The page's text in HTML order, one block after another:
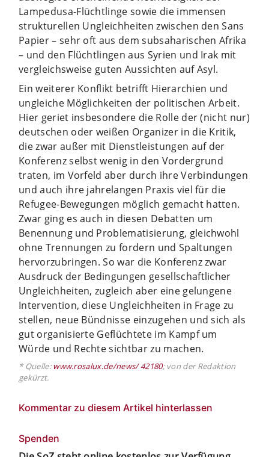
Lampedusa-Flüchtlinge sowie die immensen
strukturellen Ungleichheiten zwischen den Sans
Papier – sehr oft aus dem subsaharischen Afrika
– und den Flüchtlingen aus Syrien und Irak mit
vergleichsweise guten Aussichten auf Asyl.
Ein weiterer Konflikt betrifft Hierarchien und
ungleiche Möglichkeiten der politischen Arbeit.
Hier geriet insbesondere die Rolle der (nicht nur)
deutschen oder weißen Organizer in die Kritik,
die zwar außer mit Dienstleistungen auf der
Konferenz selbst wenig in den Vordergrund
traten, im Vorfeld aber durch ihre Verbindungen
und auch ihre jahrelangen Praxis viel für die
Refugee-Bewegungen möglich gemacht hatten.
Zwar ging es auch in diesen Debatten um
Benennung und Problematisierung, gleichwohl
ohne Trennungen zu fordern und Spaltungen
hervorzubringen. So war die Konferenz zwar
Ausdruck der Bedingungen gesellschaftlicher
Ungleichheiten, zugleich aber eine gelungene
Intervention, diese Ungleichheiten in Frage zu
stellen, neue Bündnisse einzugehen und sich als
gut organisierte Geflüchtete im Kampf um
Würde und Rechte sichtbar zu machen.
* Quelle:www.rosalux.de/news/ 42180; von der Redaktion
gekürzt.
Kommentar zu diesem Artikel hinterlassen
Spenden